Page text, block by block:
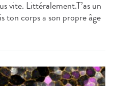
vite. Littéralement.T’as un
ton corps a son propre âge